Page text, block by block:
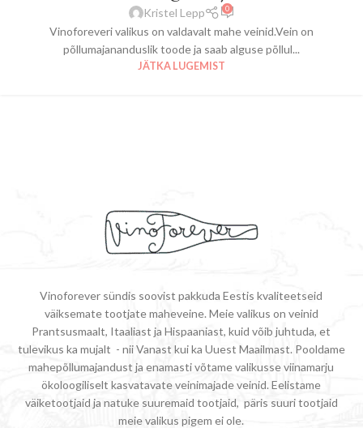
Kristel Lepp 0
Vinoforeveri valikus on valdavalt mahe veinid.Vein on
põllumajananduslik toode ja saab alguse põllul...
JÄTKA LUGEMIST
Vinoforever sündis soovist pakkuda Eestis kvaliteetseid
väiksemate tootjate maheveine. Meie valikus on veinid
Prantsusmaalt, Itaaliast ja Hispaaniast, kuid võib juhtuda, et
tulevikus ka mujalt - nii Vanast kui ka Uuest Maailmast. Pooldame
mahepõllumajandust ja enamasti võtame valikusse viinamarju
ökoloogiliselt kasvatavate veinimajade veinid. Eelistame
väiketootjaid ja natuke suuremaid tootjaid, päris suuri tootjaid
meie valikus pigem ei ole.